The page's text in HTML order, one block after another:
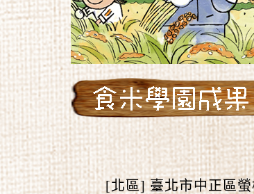
[北區] 臺北市中正區